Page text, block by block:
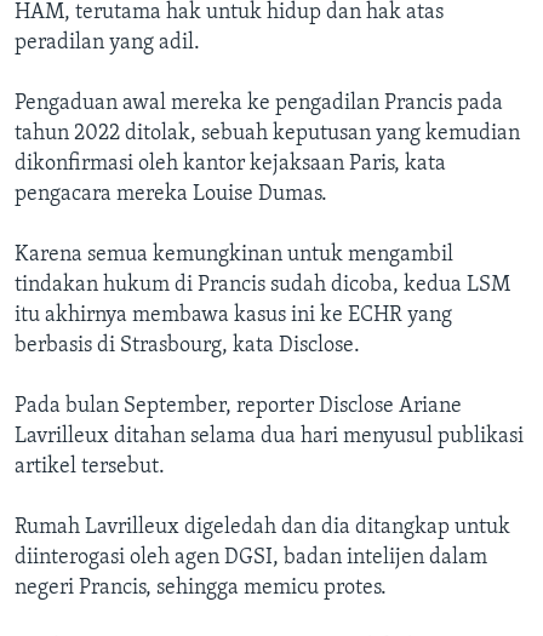
HAM, terutama hak untuk hidup dan hak atas
peradilan yang adil.
Pengaduan awal mereka ke pengadilan Prancis pada
tahun 2022 ditolak, sebuah keputusan yang kemudian
dikonfirmasi oleh kantor kejaksaan Paris, kata
pengacara mereka Louise Dumas.
Karena semua kemungkinan untuk mengambil
tindakan hukum di Prancis sudah dicoba, kedua LSM
itu akhirnya membawa kasus ini ke ECHR yang
berbasis di Strasbourg, kata Disclose.
Pada bulan September, reporter Disclose Ariane
Lavrilleux ditahan selama dua hari menyusul publikasi
artikel tersebut.
Rumah Lavrilleux digeledah dan dia ditangkap untuk
diinterogasi oleh agen DGSI, badan intelijen dalam
negeri Prancis, sehingga memicu protes.